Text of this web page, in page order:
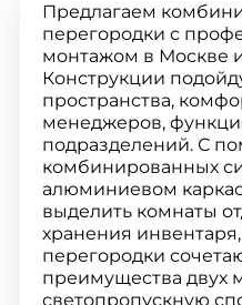
Предлагаем
перегородки с
монтажом в Москве
Конструкции
пространства,
менеджеров,
подразделений. С
комбинированных
алюминиевом
выделить комнаты
хранения инвентаря,
перегородки
преимущества двух
светопропускную